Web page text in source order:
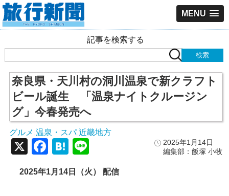
MENU
記事を検索する
奈良県・天川村の洞川温泉で新クラフト
ビール誕生 「温泉ナイトクルージン
グ」今春発売へ
グルメ 温泉・スパ, 近畿地方
2025年1月14日
編集部：飯塚 小牧
X Facebook
Hatena
2025年1月14日（火） 配信